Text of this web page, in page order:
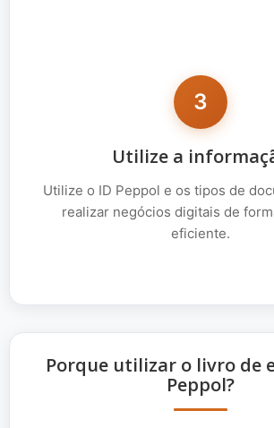
3
Utilize a
Utilize o ID Peppol e os tipos de
realizar negócios digitais de
eficiente.
Porque utilizar o livro de
Peppol?